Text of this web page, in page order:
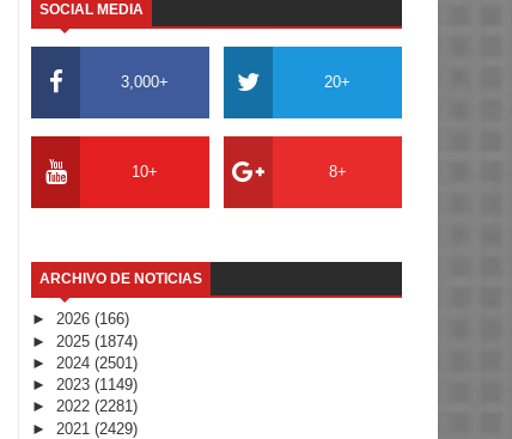
SOCIAL MEDIA
3,000+ 20+
10+ 8+
ARCHIVO DE NOTICIAS
► 2026 (166)
► 2025 (1874)
► 2024 (2501)
► 2023 (1149)
► 2022 (2281)
► 2021 (2429)